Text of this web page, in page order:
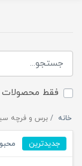
فقط محصولات
خانه برس و فرچه
جدیدترین